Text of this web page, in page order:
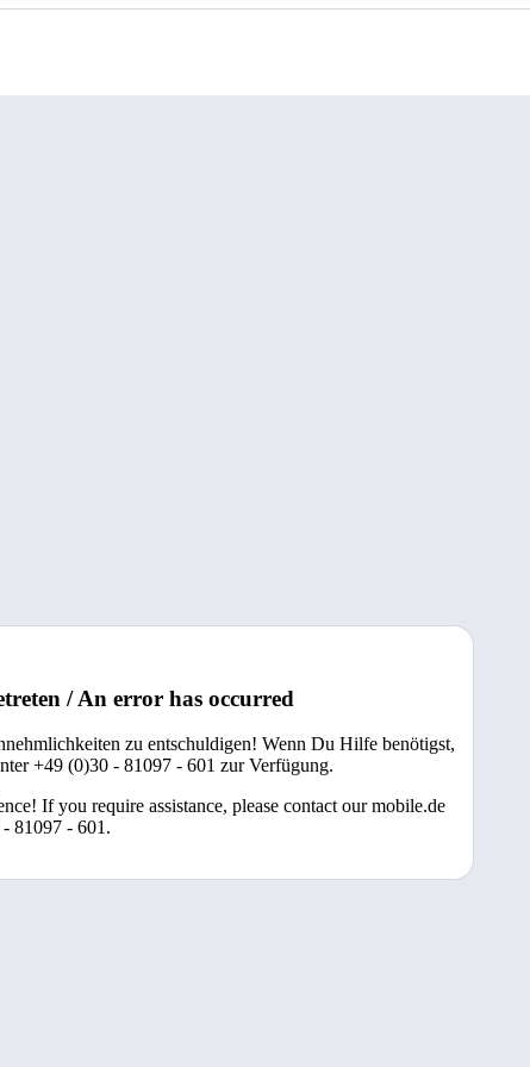
/ An error has occurred
zu entschuldigen! Wenn Du Hilfe benötigst,
+49 (0)30 - 81097 - 601 zur Verfügung.
If you require assistance, please contact our mobile.de
81097 - 601.